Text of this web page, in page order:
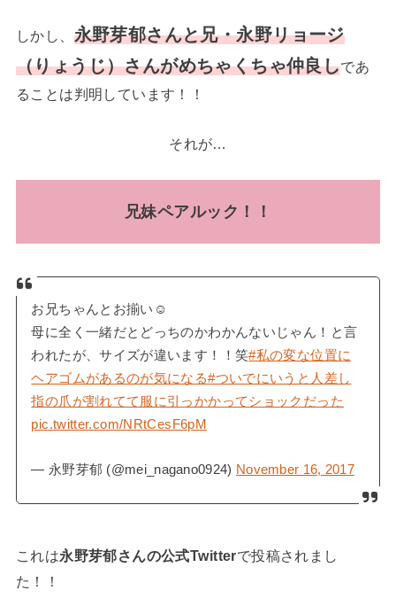
しかし、 永野芽郁さんと兄・永野リョージ
（りょうじ）さんがめちゃくちゃ仲良しであ
ることは判明しています！！
それが…
兄妹ペアルック！！
お兄ちゃんとお揃い☺︎
母に全く一緒だとどっちのかわかんないじゃん！と言
われたが、サイズが違います！！笑#私の変な位置に
ヘアゴムがあるのが気になる#ついでにいうと人差し
指の爪が割れてて服に引っかかってショックだった
pic.twitter.com/NRtCesF6pM
— 永野芽郁 (@mei_nagano0924) November 16, 2017
これは永野芽郁さんの公式Twitterで投稿されまし
た！！